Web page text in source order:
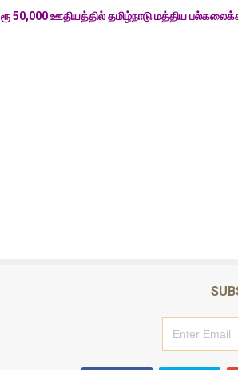
ரூ 50,000 ஊதியத்தில் தமிழ்நாடு மத்திய